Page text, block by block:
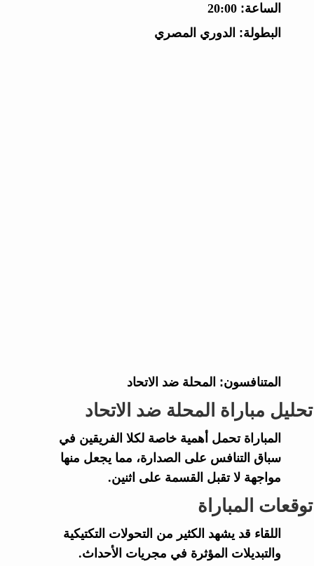
الساعة: 20:00
البطولة: الدوري المصري
المتنافسون: المحلة ضد الاتحاد
تحليل مباراة المحلة ضد الاتحاد
المباراة تحمل أهمية خاصة لكلا الفريقين في
سباق التنافس على الصدارة، مما يجعل منها
مواجهة لا تقبل القسمة على اثنين.
توقعات المباراة
اللقاء قد يشهد الكثير من التحولات التكتيكية
والتبديلات المؤثرة في مجريات الأحداث.